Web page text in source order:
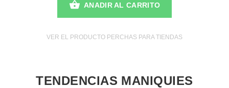
ANADIR AL CARRITO
VER EL PRODUCTO PERCHAS PARA TIENDAS
TENDENCIAS MANIQUIES